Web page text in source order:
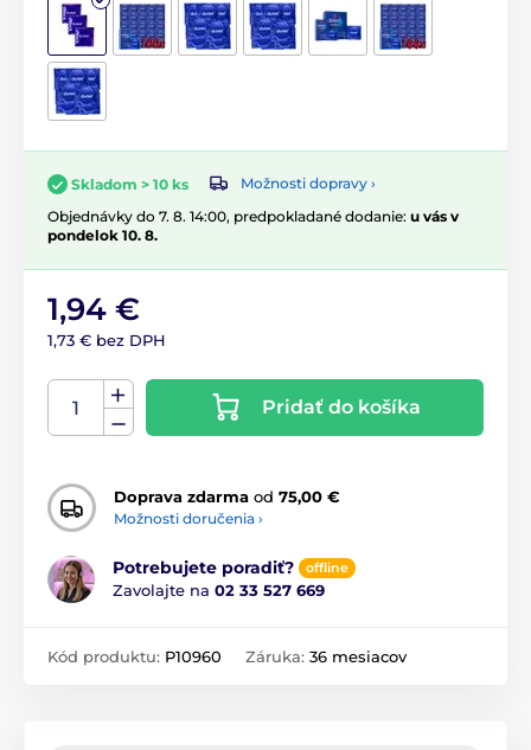
Skladom > 10 ks
Možnosti dopravy ›
Objednávky do 7. 8. 14:00, predpokladané dodanie: u vás v
pondelok 10. 8.
1,94 €
1,73 € bez DPH
Pridať do košíka
Doprava zdarma od 75,00 €
Možnosti doručenia ›
Potrebujete poradiť? offline
Zavolajte na 02 33 527 669
Kód produktu: P10960 Záruka: 36 mesiacov